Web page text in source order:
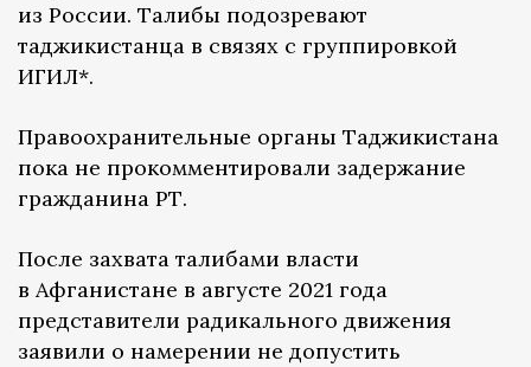
из России. Талибы подозревают
таджикистанца в связях с группировкой
ИГИЛ*.
Правоохранительные органы Таджикистана
пока не прокомментировали задержание
гражданина РТ.
После захвата талибами власти
в Афганистане в августе 2021 года
представители радикального движения
заявили о намерении не допустить